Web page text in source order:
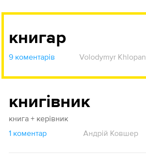
книгар
9 коментарів Volodymyr Khlopan
книгівник
книга + керівник
1 коментар
Андрій Ковшер